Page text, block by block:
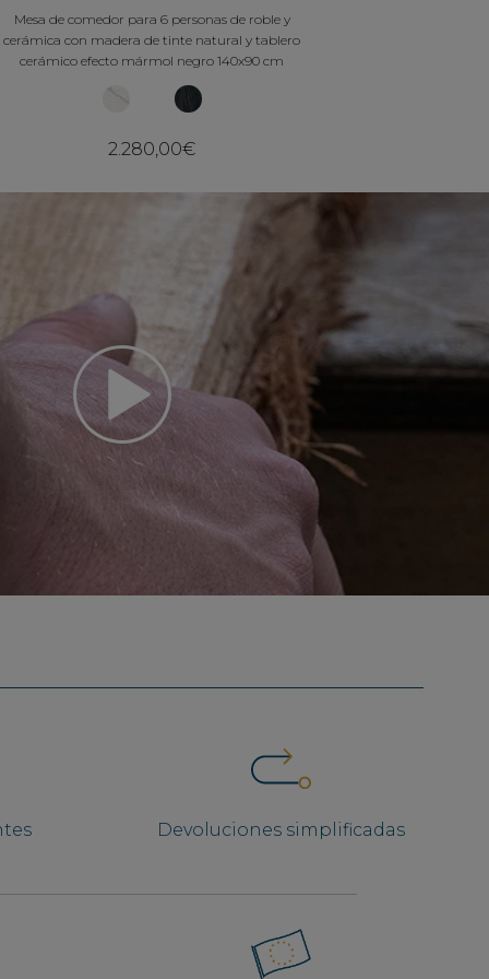
Mesa de comedor para 6 personas de roble y
cerámica con madera de tinte natural y tablero
cerámico efecto mármol negro 140x90 cm
2.280,00€
Devoluciones simplificadas